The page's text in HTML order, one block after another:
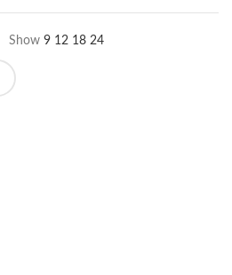
Show 9 12 18 24